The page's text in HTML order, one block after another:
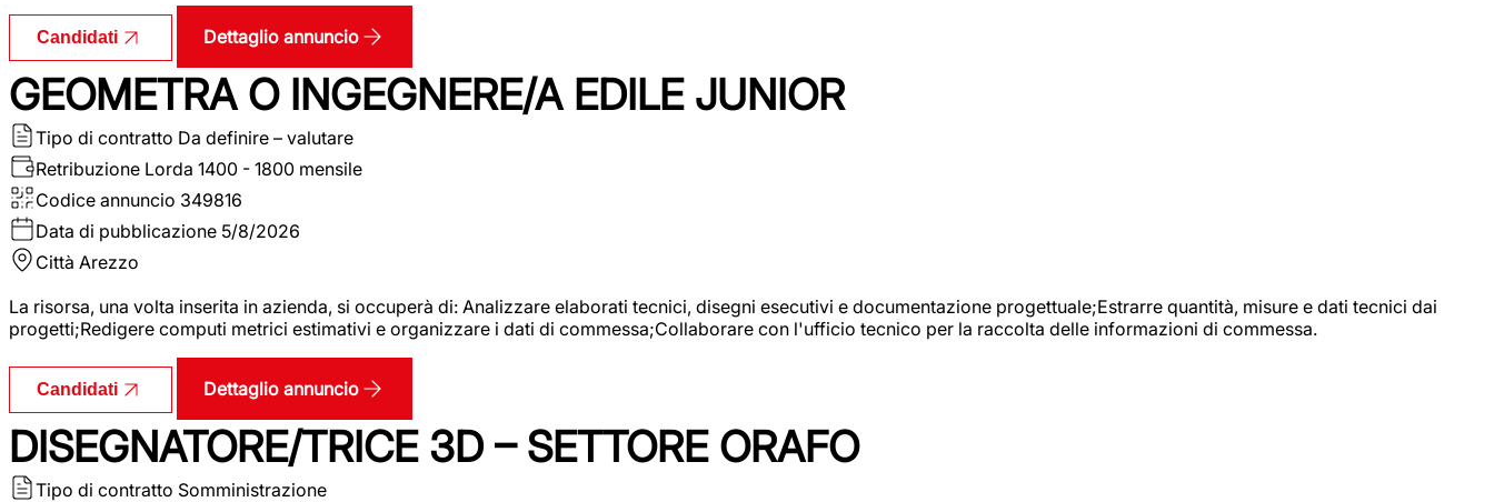
Candidati Dettaglio annuncio
GEOMETRA O INGEGNERE/A EDILE JUNIOR
Tipo di contratto Da definire – valutare
Retribuzione Lorda 1400 - 1800 mensile
Codice annuncio 349816
Data di pubblicazione 5/8/2026
Città Arezzo
La risorsa, una volta inserita in azienda, si occuperà di: Analizzare elaborati tecnici, disegni esecutivi e documentazione progettuale;Estrarre quantità, misure e dati tecnici dai
progetti;Redigere computi metrici estimativi e organizzare i dati di commessa;Collaborare con l'ufficio tecnico per la raccolta delle informazioni di commessa.
Candidati Dettaglio annuncio
DISEGNATORE/TRICE 3D – SETTORE ORAFO
Tipo di contratto Somministrazione